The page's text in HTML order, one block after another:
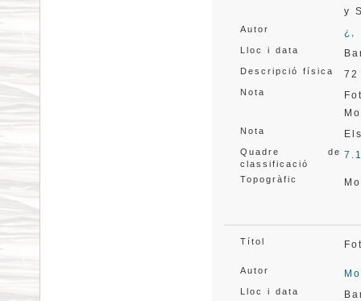
y
Autor ¿,
Lloc i data
Descripció física
Nota
Nota
Quadre de
classificació
Topogràfic
Títol
Autor
Lloc i data